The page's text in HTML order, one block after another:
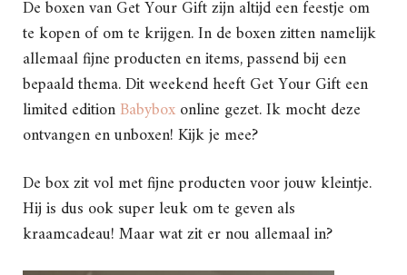
De boxen van Get Your Gift zijn altijd een feestje om
te kopen of om te krijgen. In de boxen zitten namelijk
allemaal fijne producten en items, passend bij een
bepaald thema. Dit weekend heeft Get Your Gift een
limited editionBabyboxonline gezet. Ik mocht deze
ontvangen en unboxen! Kijk je mee?
De box zit vol met fijne producten voor jouw kleintje.
Hij is dus ook super leuk om te geven als
kraamcadeau! Maar wat zit er nou allemaal in?